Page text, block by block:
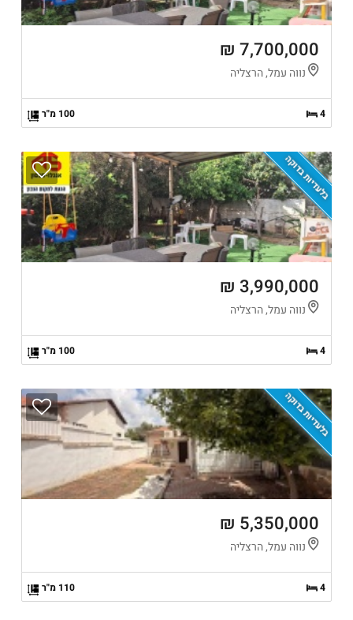
7,700,000 ₪
נווה עמל, הרצליה
4 100 מ"ר
בלעדיות בדוקה
3,990,000 ₪
נווה עמל, הרצליה
4 100 מ"ר
בלעדיות בדוקה
5,350,000 ₪
נווה עמל, הרצליה
4 110 מ"ר